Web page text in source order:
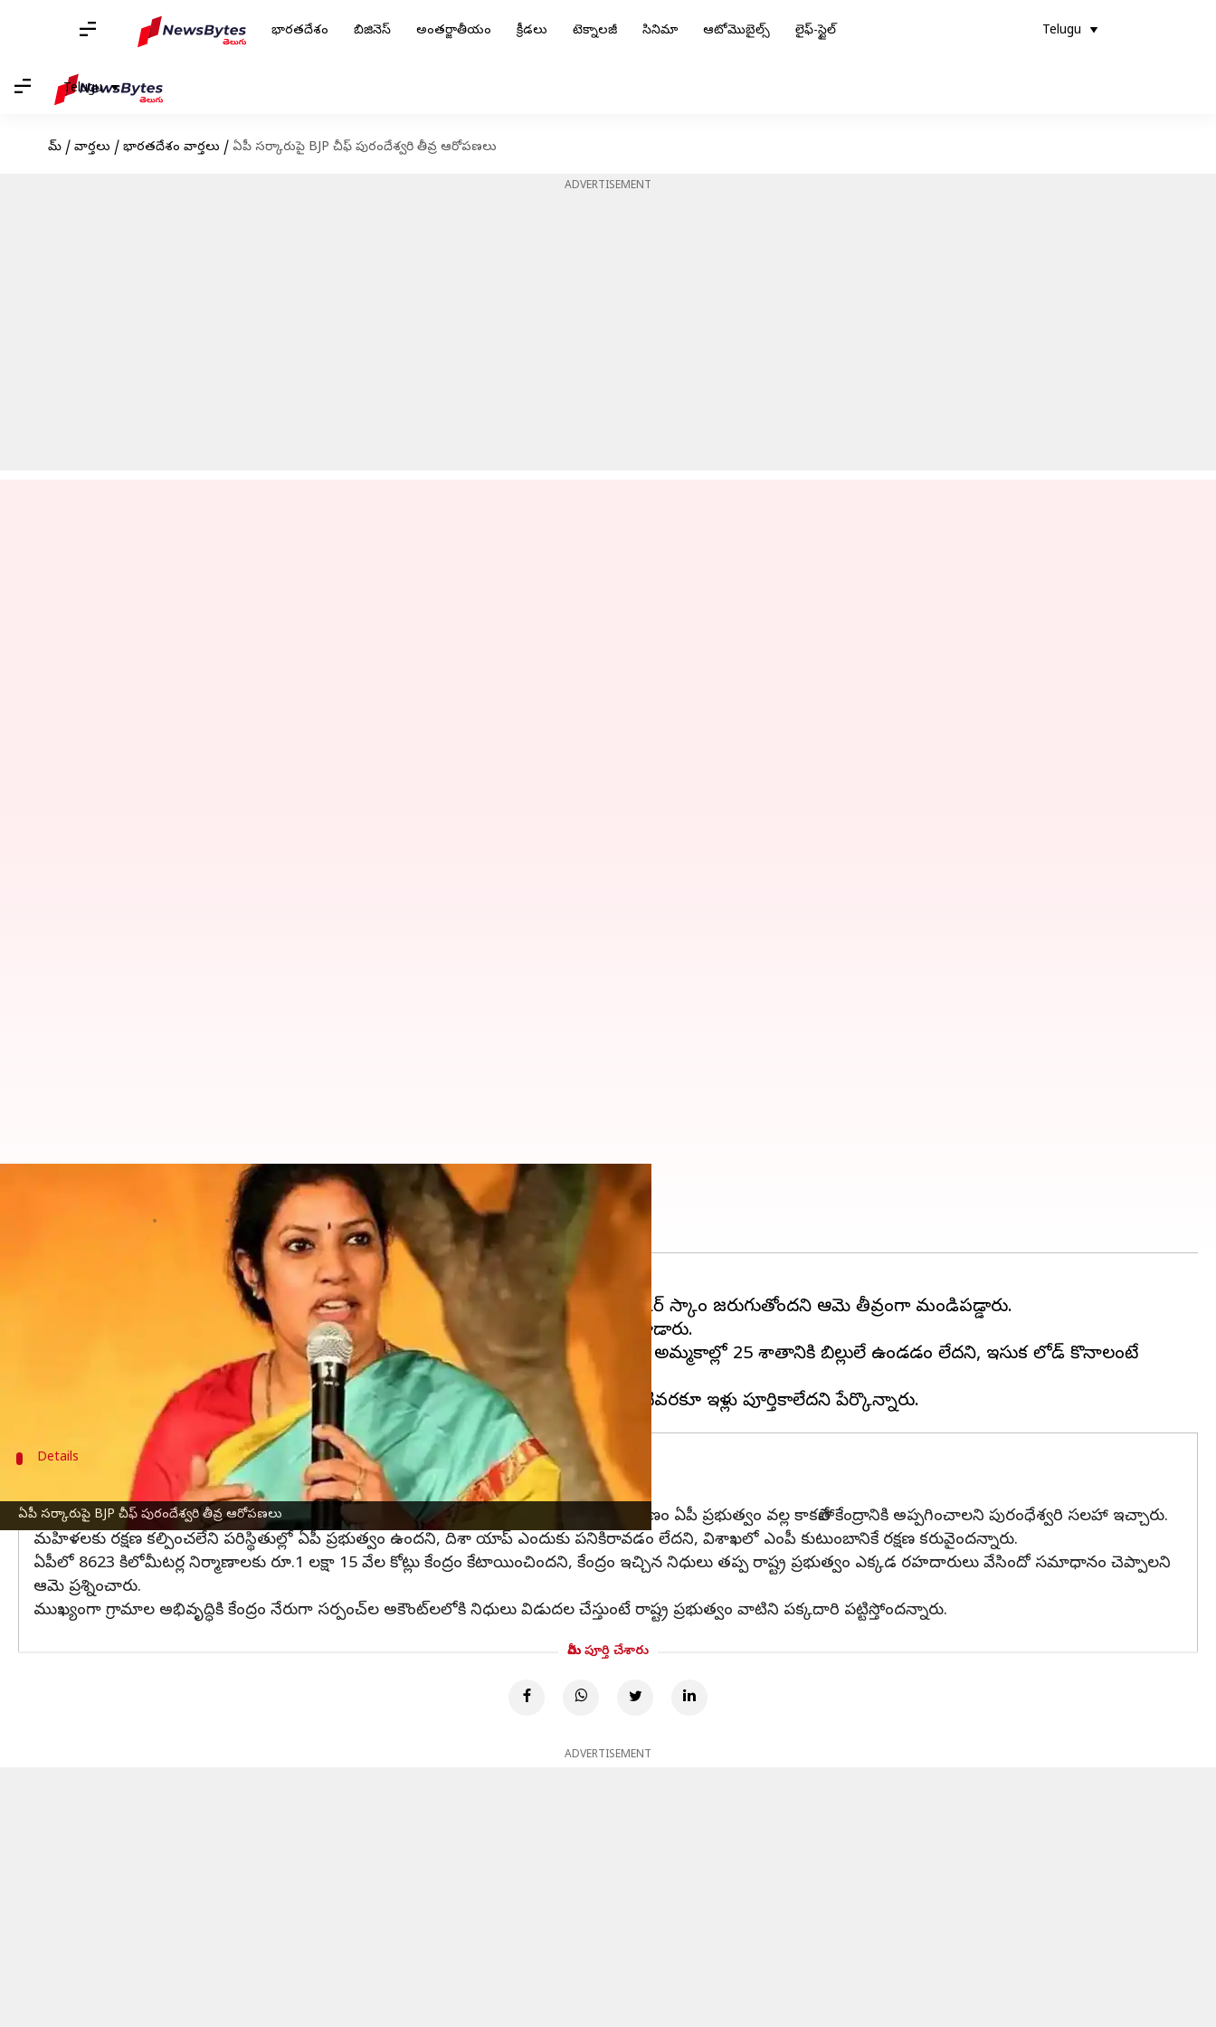
భారతదేశం బిజినెస్ అంతర్జాతీయం క్రీడలు టెక్నాలజీ సినిమా ఆటోమొబైల్స్ లైఫ్-స్టైల్ Telugu
Telugu
హోమ్ / వార్తలు / భారతదేశం వార్తలు / ఏపీ సర్కారుపై BJP చీఫ్ పురందేశ్వరి తీవ్ర ఆరోపణలు
ADVERTISEMENT
ఏపీ సర్కారుపై BJP చీఫ్ పురందేశ్వరి తీవ్ర ఆరోపణలు
ఏపీ సర్కారుపై BJP చీఫ్ పురందేశ్వరి తీవ్ర ఆరోపణలు
05:51 pm
చీఫ్ పురందేశ్వరి తీవ్ర ఆరోపణలు చేశారు.
లో భారీ లిక్కర్ స్కాం జరుగుతోందని ఆమె తీవ్రంగా మండిపడ్డారు.
విజయవాడలోని పార్టీ కార్యాలయంలో బాధ్యతలు చేపట్టిన అనంతరం ఆమె విలేకర్లతో మాట్లాడారు.
ప్రభుత్వం నాణ్యత లేని మద్యంతో మహిళల పుస్తెలను తెంపుతోందని విమర్శించారు. మద్యం అమ్మకాల్లో 25 శాతానికి బిల్లులే ఉండడం లేదని, ఇసుక లోడ్ కొనాలంటే
40వేలని, ఇసుక మాఫీయాను రాష్ట్రంలో అరికట్టాలని చెప్పారు.
Details
పోలవరం ప్రాజెక్టు కేంద్రానికి అప్పగించాాలి
పోలవరంప్రాజెక్టు కాంట్రాక్టర్లకు ఏపీ ప్రభుత్వం రూ. 40-50 వేల కోట్లు చెల్లించాల్సి ఉందని, ప్రాజెక్టు నిర్మాణం ఏపీ ప్రభుత్వం వల్ల కాకపోతే కేంద్రానికి అప్పగించాలని పురంధేశ్వరి సలహా ఇచ్చారు.
మహిళలకు రక్షణ కల్పించలేని పరిస్థితుల్లో ఏపీ ప్రభుత్వం ఉందని, దిశా యాప్ ఎందుకు పనికిరావడం లేదని, విశాఖలో ఎంపీ కుటుంబానికే రక్షణ కరువైందన్నారు.
ఏపీలో 8623 కిలోమీటర్ల నిర్మాణాలకు రూ.1 లక్షా 15 వేల కోట్లు కేంద్రం కేటాయించిందని, కేంద్రం ఇచ్చిన నిధులు తప్ప రాష్ట్ర ప్రభుత్వం ఎక్కడ రహదారులు వేసిందో సమాధానం చెప్పాలని
ఆమె ప్రశ్నించారు.
ముఖ్యంగా గ్రామాల అభివృద్ధికి కేంద్రం నేరుగా సర్పంచ్‌ల అకౌంట్‌లలోకి నిధులు విడుదల చేస్తుంటే రాష్ట్ర ప్రభుత్వం వాటిని పక్కదారి పట్టిస్తోందన్నారు.
మీరు పూర్తి చేశారు
ADVERTISEMENT